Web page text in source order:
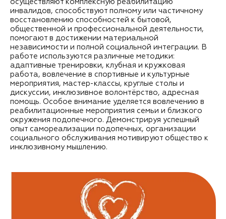
осуществляют комплексную реабилитацию
инвалидов, способствуют полному или частичному
восстановлению способностей к бытовой,
общественной и профессиональной деятельности,
помогают в достижении материальной
независимости и полной социальной интеграции. В
работе используются различные методики:
адаптивные тренировки, клубная и кружковая
работа, вовлечение в спортивные и культурные
мероприятия, мастер-классы, круглые столы и
дискуссии, инклюзивное волонтёрство, адресная
помощь. Особое внимание уделяется вовлечению в
реабилитационные мероприятия семьи и близкого
окружения подопечного. Демонстрируя успешный
опыт самореализации подопечных, организации
социального обслуживания мотивируют общество к
инклюзивному мышлению.